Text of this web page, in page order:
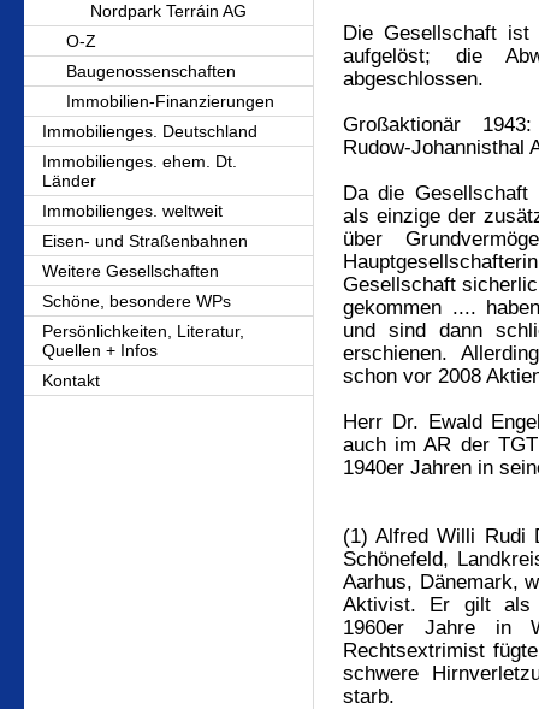
Nordpark Terráin AG
O-Z
Baugenossenschaften
Immobilien-Finanzierungen
Immobilienges. Deutschland
Immobilienges. ehem. Dt.
Länder
Immobilienges. weltweit
Eisen- und Straßenbahnen
Weitere Gesellschaften
Schöne, besondere WPs
Persönlichkeiten, Literatur,
Quellen + Infos
Kontakt
Die Gesellschaft ist
aufgelöst; die
abgeschlossen.
Großaktionär
Rudow-Johannisthal
Da die Gesellschaft
als einzige der
über
Gesellschaft
gekommen ....
und sind dann
erschienen.
schon vor 2008
Herr Dr. Ewald
auch im AR der
1940er Jahren in
(1) Alfred Willi Rudi
Schönefeld,
Aarhus, Dänemark,
Aktivist. Er gilt als
1960er Jahre in
Rechtsextrimist
schwere
starb.